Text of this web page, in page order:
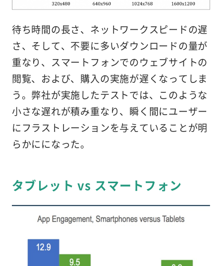
待ち時間の長さ、ネットワークスピードの遅
さ、そして、不要に多いダウンロードの量が
重なり、スマートフォンでのウェブサイトの
閲覧、および、購入の実施が遅くなってしま
う。弊社が実施したテストでは、 このような
小さな遅れが積み重なり、 瞬く間にユーザー
にフラストレーションを与えている ことが明
らかにになった。
タブレット vs スマートフォン